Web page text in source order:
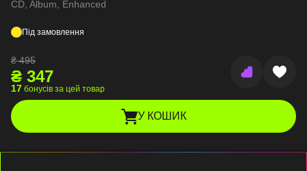
CD, Album, Enhanced
Під замовлення
₴495
₴ 347
17 бонусів за цей товар
У КОШИК